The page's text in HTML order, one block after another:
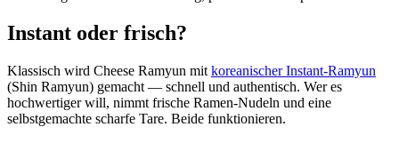
Instant oder frisch?
Klassisch wird Cheese Ramyun mit koreanischer Instant-Ramyun
(Shin Ramyun) gemacht — schnell und authentisch. Wer es
hochwertiger will, nimmt frische Ramen-Nudeln und eine
selbstgemachte scharfe Tare. Beide funktionieren.